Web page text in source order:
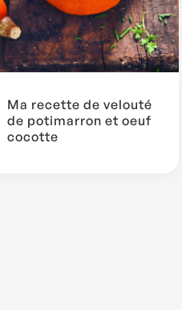
Ma recette de velouté
de potimarron et oeuf
cocotte